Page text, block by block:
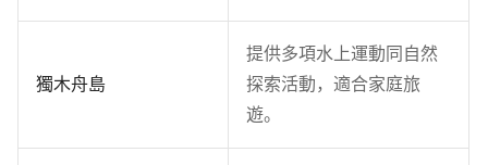
獨木舟島
提供多項水上運動同自然
探索活動，適合家庭旅
遊。